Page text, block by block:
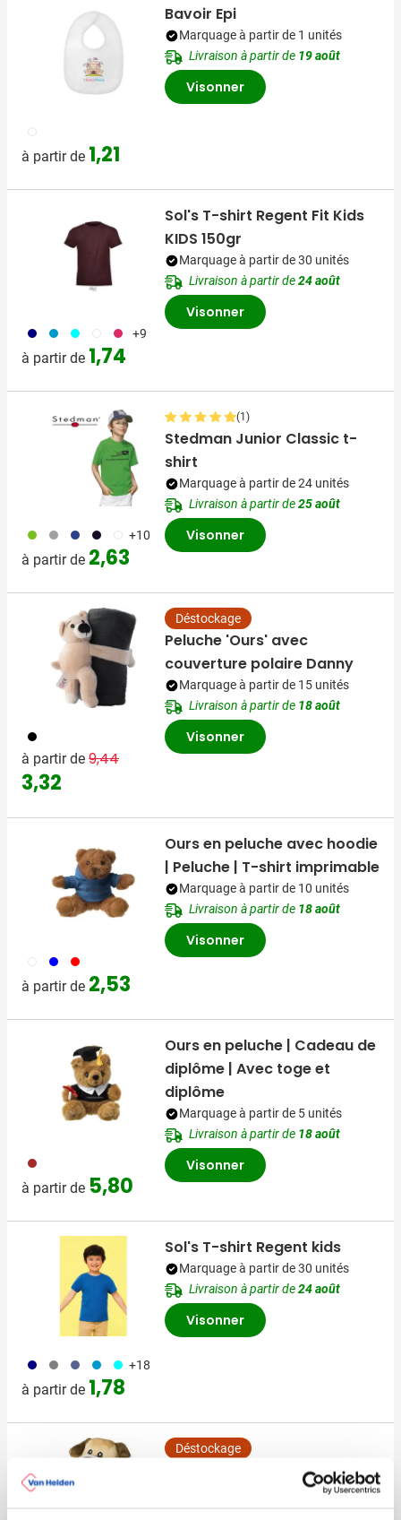
002
à partir de 1,21
Bavoir Epi
Marquage à partir de 1 unités
Livraison à partir de 19 août
Visonner
492 130 166 002 763 +9
à partir de 1,74
Sol's T-shirt Regent Fit Kids
KIDS 150gr
Marquage à partir de 30 unités
Livraison à partir de24 août
Visonner
061 580 493 341 002 +10
à partir de 2,63
(1)
Stedman Junior Classic t-
shirt
Marquage à partir de 24 unités
Livraison à partir de25 août
Visonner
001
à partir de Prix normal
9,44 Prix spécial
3,32
Déstockage
Peluche 'Ours' avec
couverture polaire Danny
Marquage à partir de 15 unités
Livraison à partir de 18 août
Visonner
002 005 008
à partir de 2,53
Ours en peluche avec hoodie
| Peluche | T-shirt imprimable
Marquage à partir de 10 unités
Livraison à partir de 18 août
Visonner
011
à partir de 5,80
Ours en peluche | Cadeau de
diplôme | Avec toge et
diplôme
Marquage à partir de 5 unités
Livraison à partir de 18 août
Visonner
492 580 042 130 166 +18
à partir de 1,78
Sol's T-shirt Regent kids
Marquage à partir de 30 unités
Livraison à partir de24 août
Visonner
Déstockage
Peluche Chien Valentina
Marquage à partir de 15 unités